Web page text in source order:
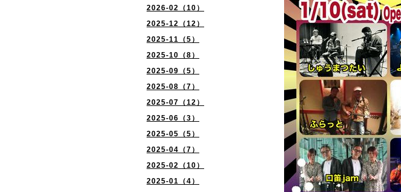
2026-02（10）
2025-12（12）
2025-11（5）
2025-10（8）
2025-09（5）
2025-08（7）
2025-07（12）
2025-06（3）
2025-05（5）
2025-04（7）
2025-02（10）
2025-01（4）